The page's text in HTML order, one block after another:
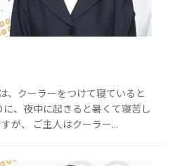
、クーラーをつけて寝ていると
、夜中に起きると暑くて寝苦し
が、 ご主人はクーラー...